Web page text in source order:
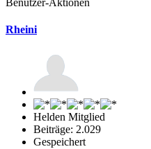
Rheini
Helden Mitglied
Beiträge: 2.029
Gespeichert